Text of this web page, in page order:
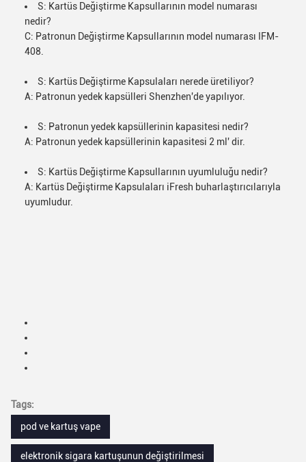
S: Kartüs Değiştirme Kapsullarının model numarası
nedir?
C: Patronun Değiştirme Kapsullarının model numarası IFM-
408.
S: Kartüs Değiştirme Kapsulaları nerede üretiliyor?
A: Patronun yedek kapsülleri Shenzhen'de yapılıyor.
S: Patronun yedek kapsüllerinin kapasitesi nedir?
A: Patronun yedek kapsüllerinin kapasitesi 2 ml' dir.
S: Kartüs Değiştirme Kapsullarının uyumluluğu nedir?
A: Kartüs Değiştirme Kapsulaları iFresh buharlaştırıcılarıyla
uyumludur.
Tags:
pod ve kartuş vape
elektronik sigara kartuşunun değiştirilmesi